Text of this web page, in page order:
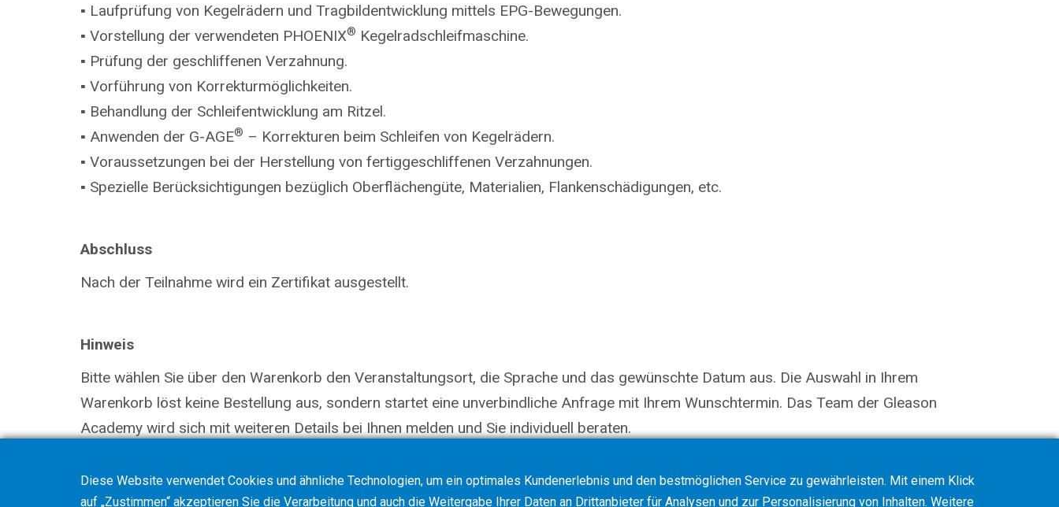
▪ Laufprüfung von Kegelrädern und Tragbildentwicklung mittels EPG-Bewegungen.
▪ Vorstellung der verwendeten PHOENIX® Kegelradschleifmaschine.
▪ Prüfung der geschliffenen Verzahnung.
▪ Vorführung von Korrekturmöglichkeiten.
▪ Behandlung der Schleifentwicklung am Ritzel.
▪ Anwenden der G-AGE® – Korrekturen beim Schleifen von Kegelrädern.
▪ Voraussetzungen bei der Herstellung von fertiggeschliffenen Verzahnungen.
▪ Spezielle Berücksichtigungen bezüglich Oberflächengüte, Materialien, Flankenschädigungen, etc.
Abschluss
Nach der Teilnahme wird ein Zertifikat ausgestellt.
Hinweis
Bitte wählen Sie über den Warenkorb den Veranstaltungsort, die Sprache und das gewünschte Datum aus. Die Auswahl in Ihrem
Warenkorb löst keine Bestellung aus, sondern startet eine unverbindliche Anfrage mit Ihrem Wunschtermin. Das Team der Gleason
Academy wird sich mit weiteren Details bei Ihnen melden und Sie individuell beraten.
Diese Website verwendet Cookies und ähnliche Technologien, um ein optimales Kundenerlebnis und den bestmöglichen Service zu gewährleisten. Mit einem Klick
auf „Zustimmen“ akzeptieren Sie die Verarbeitung und auch die Weitergabe Ihrer Daten an Drittanbieter für Analysen und zur Personalisierung von Inhalten. Weitere